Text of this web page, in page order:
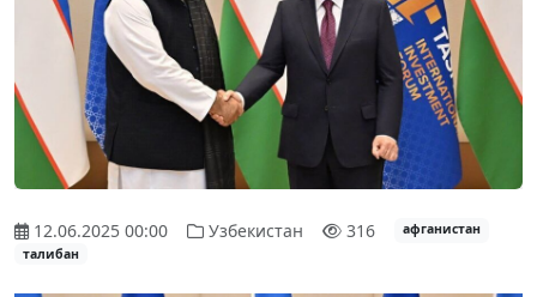
12.06.2025 00:00 Узбекистан 316
афганистан
талибан